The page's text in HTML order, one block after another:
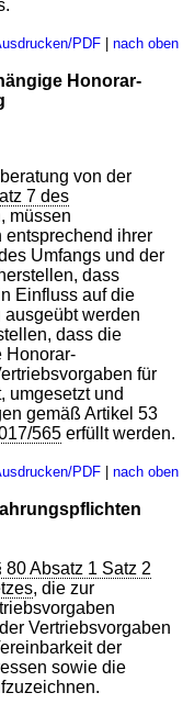
PDF| nach oben
Honorar-
von der
7 des
müssen
entsprechend ihrer
Umfangs und der
dass
Einfluss auf die
werden
dass die
Honorar-
für
umgesetzt und
gemäß Artikel 53
565 erfüllt werden.
PDF| nach oben
80 Absatz 1 Satz 2
, die zur
Vertriebsvorgaben
der
sowie die